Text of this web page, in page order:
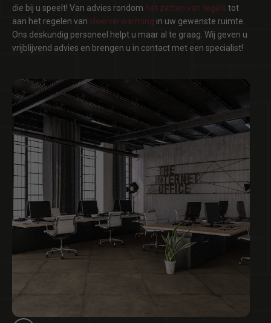
die bij u speelt! Van advies rondom het zetten van tegels tot
aan het regelen van vloerverwarming in uw gewenste ruimte.
Ons deskundig personeel helpt u maar al te graag. Wij geven u
vrijblijvend advies en brengen u in contact met een specialist!